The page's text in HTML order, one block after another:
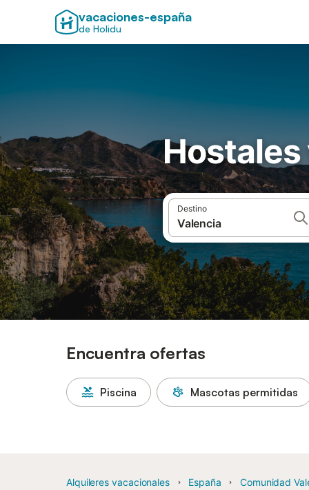
vacaciones-españa
de Holidu
Hostales
Destino
Encuentra ofertas
Piscina Mascotas permitidas
Alquileres vacacionales España Comunidad